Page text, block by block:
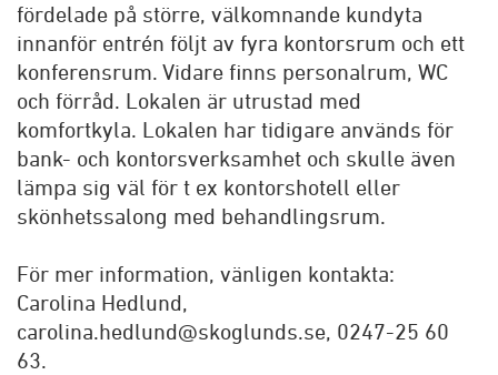
fördelade på större, välkomnande kundyta
innanför entrén följt av fyra kontorsrum och ett
konferensrum. Vidare finns personalrum, WC
och förråd. Lokalen är utrustad med
komfortkyla. Lokalen har tidigare används för
bank- och kontorsverksamhet och skulle även
lämpa sig väl för t ex kontorshotell eller
skönhetssalong med behandlingsrum.
För mer information, vänligen kontakta:
Carolina Hedlund,
carolina.hedlund@skoglunds.se, 0247-25 60
63.